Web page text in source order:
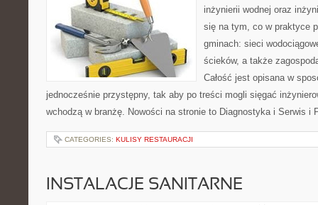
inżynierii wodnej oraz
się na tym, co w praktyce
gminach: sieci
ścieków, a także
Całość jest opisana w
jednocześnie przystępny, tak aby po treści mogli sięgać
wchodzą w branżę. Nowości na stronie to Diagnostyka i Serwis i
CATEGORIES: KULISY RESTAURACJI
INSTALACJE SANITARNE